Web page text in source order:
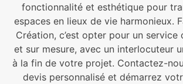
fonctionnalité et esthétique pour
espaces en lieux de vie harmonieux.
Création, c’est opter pour un
et sur mesure, avec un interlocuteur
à la fin de votre projet. Contactez-
devis personnalisé et démarrez